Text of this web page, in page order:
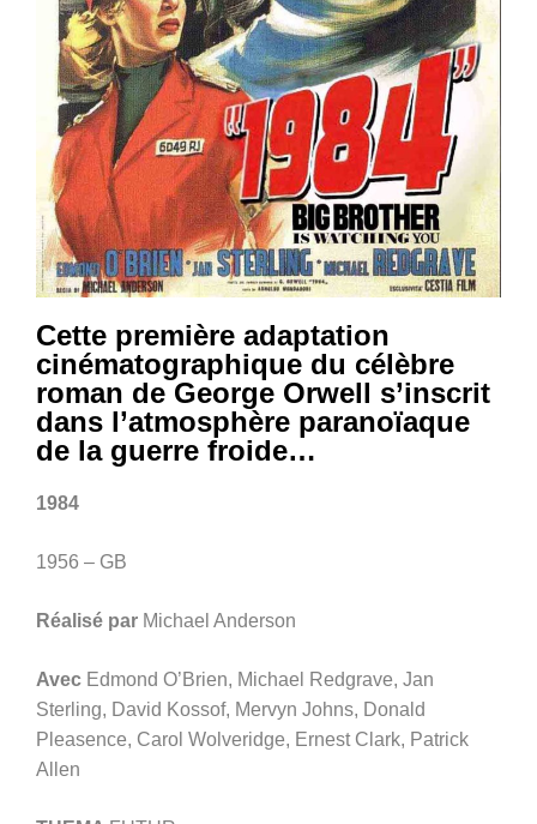
Cette première adaptation
cinématographique du célèbre
roman de George Orwell s’inscrit
dans l’atmosphère paranoïaque
de la guerre froide…
1984
1956 – GB
Réalisé par Michael Anderson
Avec Edmond O’Brien, Michael Redgrave, Jan
Sterling, David Kossof, Mervyn Johns, Donald
Pleasence, Carol Wolveridge, Ernest Clark, Patrick
Allen